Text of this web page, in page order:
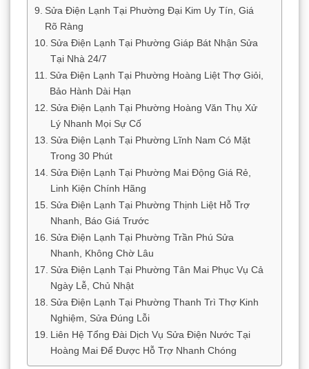
Sửa Điện Lạnh Tại Phường Đại Kim Uy Tín, Giá
Rõ Ràng
Sửa Điện Lạnh Tại Phường Giáp Bát Nhận Sửa
Tại Nhà 24/7
Sửa Điện Lạnh Tại Phường Hoàng Liệt Thợ Giỏi,
Bảo Hành Dài Hạn
Sửa Điện Lạnh Tại Phường Hoàng Văn Thụ Xử
Lý Nhanh Mọi Sự Cố
Sửa Điện Lạnh Tại Phường Lĩnh Nam Có Mặt
Trong 30 Phút
Sửa Điện Lạnh Tại Phường Mai Động Giá Rẻ,
Linh Kiện Chính Hãng
Sửa Điện Lạnh Tại Phường Thịnh Liệt Hỗ Trợ
Nhanh, Báo Giá Trước
Sửa Điện Lạnh Tại Phường Trần Phú Sửa
Nhanh, Không Chờ Lâu
Sửa Điện Lạnh Tại Phường Tân Mai Phục Vụ Cả
Ngày Lễ, Chủ Nhật
Sửa Điện Lạnh Tại Phường Thanh Trì Thợ Kinh
Nghiệm, Sửa Đúng Lỗi
Liên Hệ Tổng Đài Dịch Vụ Sửa Điện Nước Tại
Hoàng Mai Để Được Hỗ Trợ Nhanh Chóng